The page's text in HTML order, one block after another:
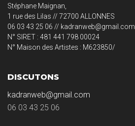
Stéphane Maignan,
1 rue des Lilas // 72700 ALLONNES
06 03 43 25 06 // kadranweb@gmail.com
N° SIRET : 481 441 798 00024
N° Maison des Artistes : M623850/
DISCUTONS
kadranweb@gmail.com
06 03 43 25 06